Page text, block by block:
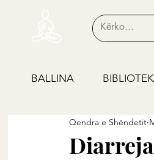
BALLINA
Qendra e Shëndetit